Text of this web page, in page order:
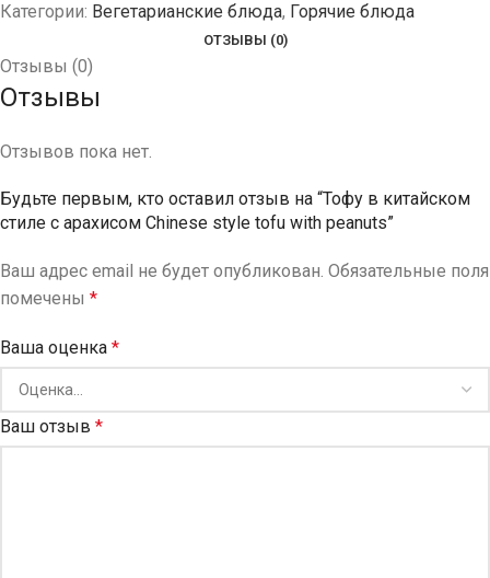
Категории: Вегетарианские блюда, Горячие блюда
ОТЗЫВЫ (0)
Отзывы (0)
Отзывы
Отзывов пока нет.
Будьте первым, кто оставил отзыв на “Тофу в китайском
стиле с арахисом Chinese style tofu with peanuts”
Ваш адрес email не будет опубликован. Обязательные поля
помечены *
Ваша оценка *
Ваш отзыв *